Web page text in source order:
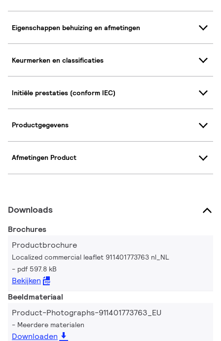
Eigenschappen behuizing en afmetingen
Keurmerken en classificaties
Initiële prestaties (conform IEC)
Productgegevens
Afmetingen Product
Downloads
Brochures
Productbrochure
Localized commercial leaflet 911401773763 nl_NL
pdf 597.8 kB
Bekijken
Beeldmateriaal
Product-Photographs-911401773763_EU
Meerdere materialen
Downloaden